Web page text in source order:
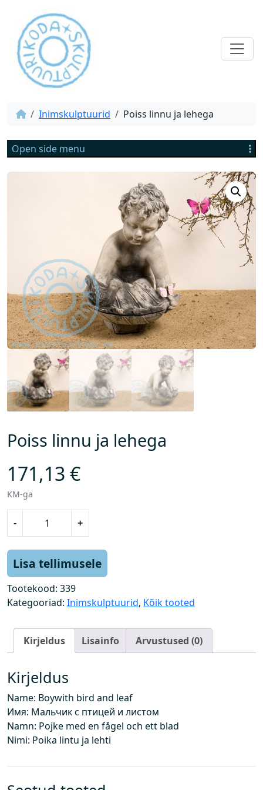
Inimskulptuurid Poiss linnu ja lehega
Open side menu
Poiss linnu ja lehega
171,13 €
KM-ga
-
s
l
i
j
a
l
e
h
e
g
k
o
+
Lisa tellimusele
Tootekood: 339
Kategooriad: Inimskulptuurid, Kõik tooted
Kirjeldus Lisainfo Arvustused (0)
Kirjeldus
Name: Boywith bird and leaf
Имя: Мальчик с птицей и листом
Namn: Pojke med en fågel och ett blad
Nimi: Poika lintu ja lehti